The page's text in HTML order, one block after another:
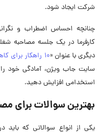
شرکت ایجاد شود.
چنانچه احساس اضطراب و
کارفرما در یک جلسه مصاحبه
دیگری با عنوان «10 راهکار برای کاهش استرس قبل از مصاحبه کاری
سایت جاب ویژن، آمادگی خود
استخدامی افزایش دهید.
بهترین سوالات برای
یکی از انواع سوالاتی که